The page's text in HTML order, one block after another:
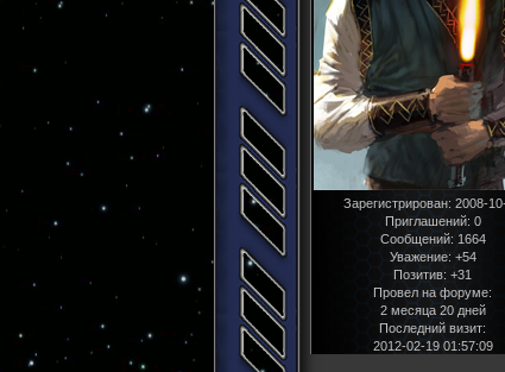
Зарегистрирован: 2008-
Приглашений: 0
Сообщений: 1664
Уважение: +54
Позитив: +31
Провел на форуме:
2 месяца 20 дней
Последний визит:
2012-02-19 01:57:09